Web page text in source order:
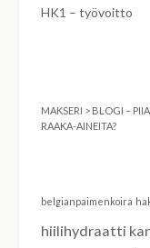
HK1 – työvoitto
MAKSERI > BLOGI –
RAAKA-AINEITA?
belgianpaimenkoira
hiilihydraatti